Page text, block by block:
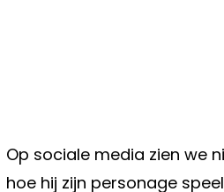
Op sociale media zien we
hoe hij zijn personage